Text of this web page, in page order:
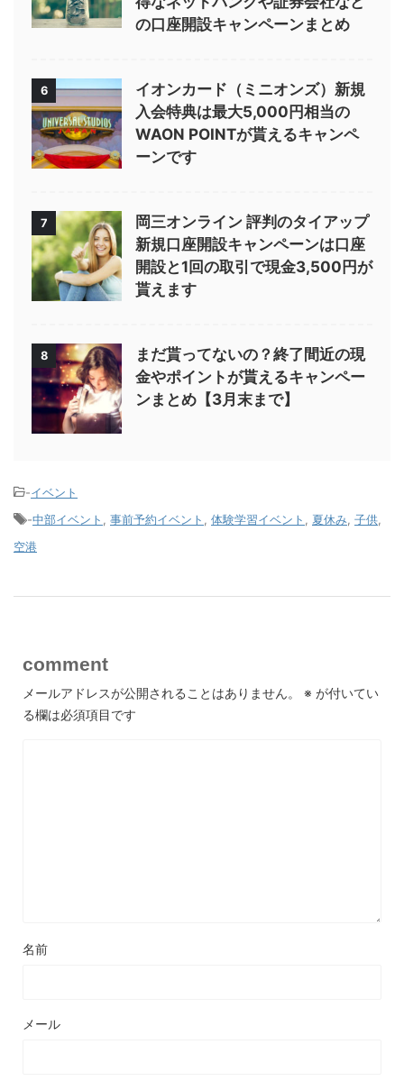
の口座開設キャンペーンまとめ
6
イオンカード（ミニオンズ）新規
入会特典は最大5,000円相当の
WAON POINTが貰えるキャンペ
ーンです
7
岡三オンライン 評判のタイアップ
新規口座開設キャンペーンは口座
開設と1回の取引で現金3,500円が
貰えます
8
まだ貰ってないの？終了間近の現
金やポイントが貰えるキャンペー
ンまとめ【3月末まで】
-イベント
-中部イベント 事前予約イベント 体験学習イベント 夏休み 子供
空港
comment
メールアドレスが公開されることはありません。 ※ が付いてい
る欄は必須項目です
名前
メール